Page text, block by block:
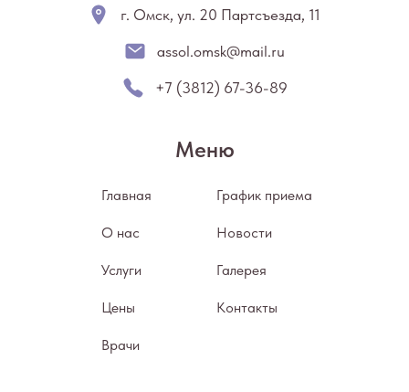
г. Омск, ул. 20 Партсъезда, 11
+7 (3812) 67-36-89
assol.omsk@mail.ru
Врачи
Цены Контакты
Галерея
Новости
График приема
Услуги
О нас
Главная
Меню